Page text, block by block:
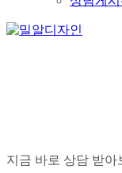
지금 바로 상담 받아